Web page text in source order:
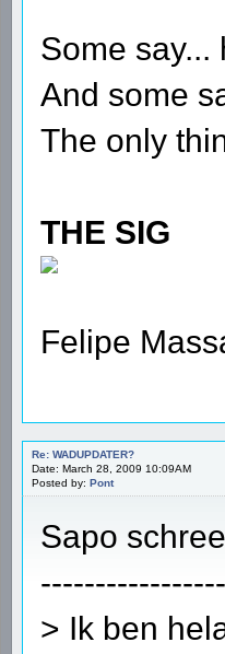
Some say...
And some
The only
THE SIG
Felipe
Re: WADUPDATER?
Date: March 28, 2009 10:09AM
Posted by: Pont
Sapo
> Ik ben